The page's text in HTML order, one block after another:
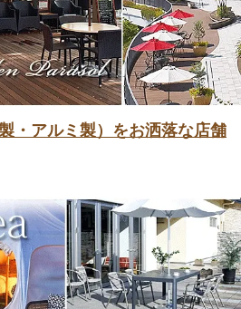
・アルミ製）をお洒落な店舗